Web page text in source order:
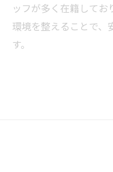
ッフが多く在籍して
環境を整えることで、
す。